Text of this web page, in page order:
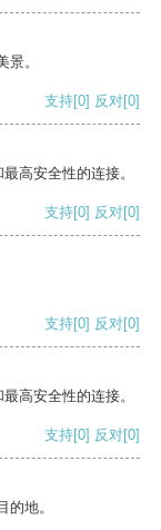
。
支持[0] 反对[0]
高安全性的连接。
支持[0] 反对[0]
支持[0] 反对[0]
高安全性的连接。
支持[0] 反对[0]
地。